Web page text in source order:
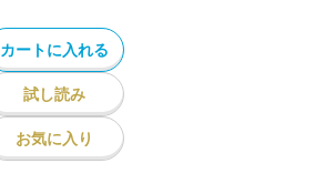
カートに入れる
試し読み
お気に入り